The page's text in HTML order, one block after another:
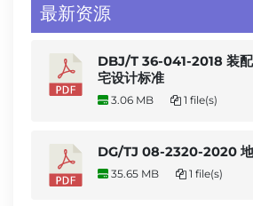
最新资源
DBJ/T 36-041-2018 装
宅设计标准
3.06 MB 1 file(s)
DG/TJ 08-2320-2020
35.65 MB 1 file(s)